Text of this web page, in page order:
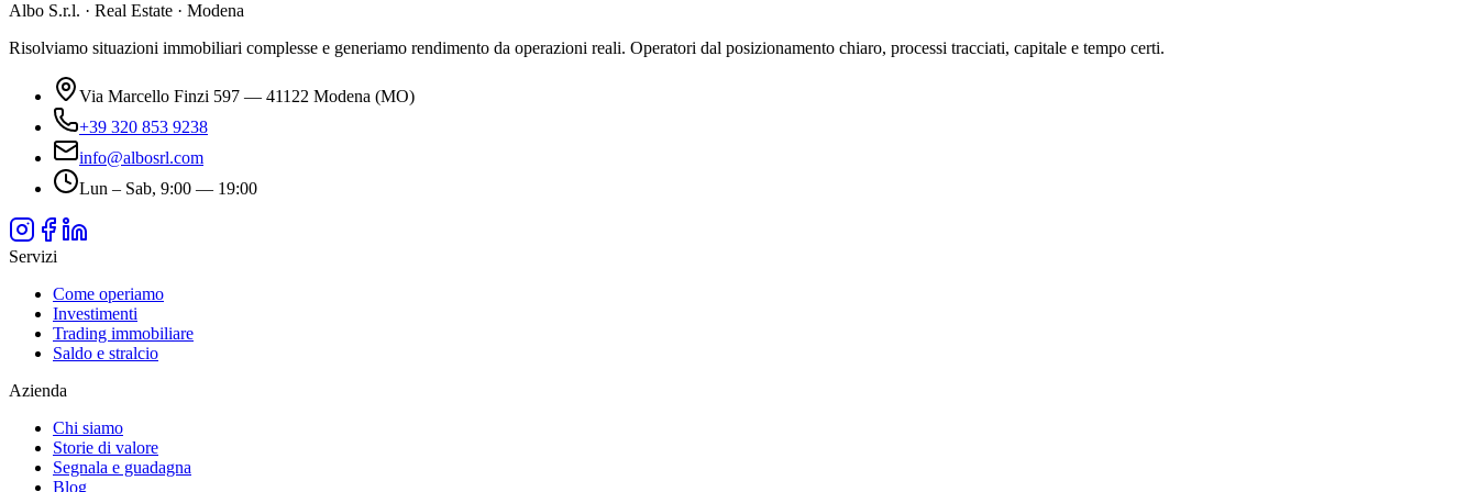
Albo S.r.l. · Real Estate · Modena
Risolviamo situazioni immobiliari complesse e generiamo rendimento da operazioni reali. Operatori dal posizionamento chiaro, processi tracciati, capitale e tempo certi.
Via Marcello Finzi 597 — 41122 Modena (MO)
+39 320 853 9238
info@albosrl.com
Lun – Sab, 9:00 — 19:00
Servizi
Come operiamo
Investimenti
Trading immobiliare
Saldo e stralcio
Azienda
Chi siamo
Storie di valore
Segnala e guadagna
Blog